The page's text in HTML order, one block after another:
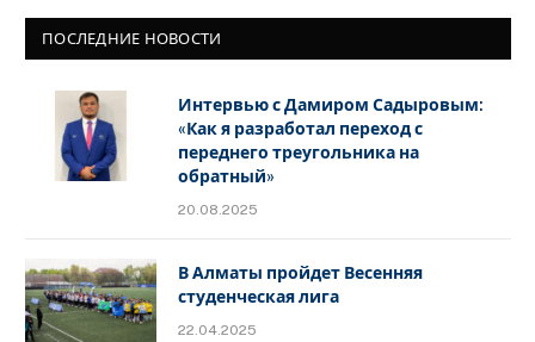
ПОСЛЕДНИЕ НОВОСТИ
Интервью с Дамиром Садыровым:
«Как я разработал переход с
переднего треугольника на
обратный»
20.08.2025
В Алматы пройдет Весенняя
студенческая лига
22.04.2025